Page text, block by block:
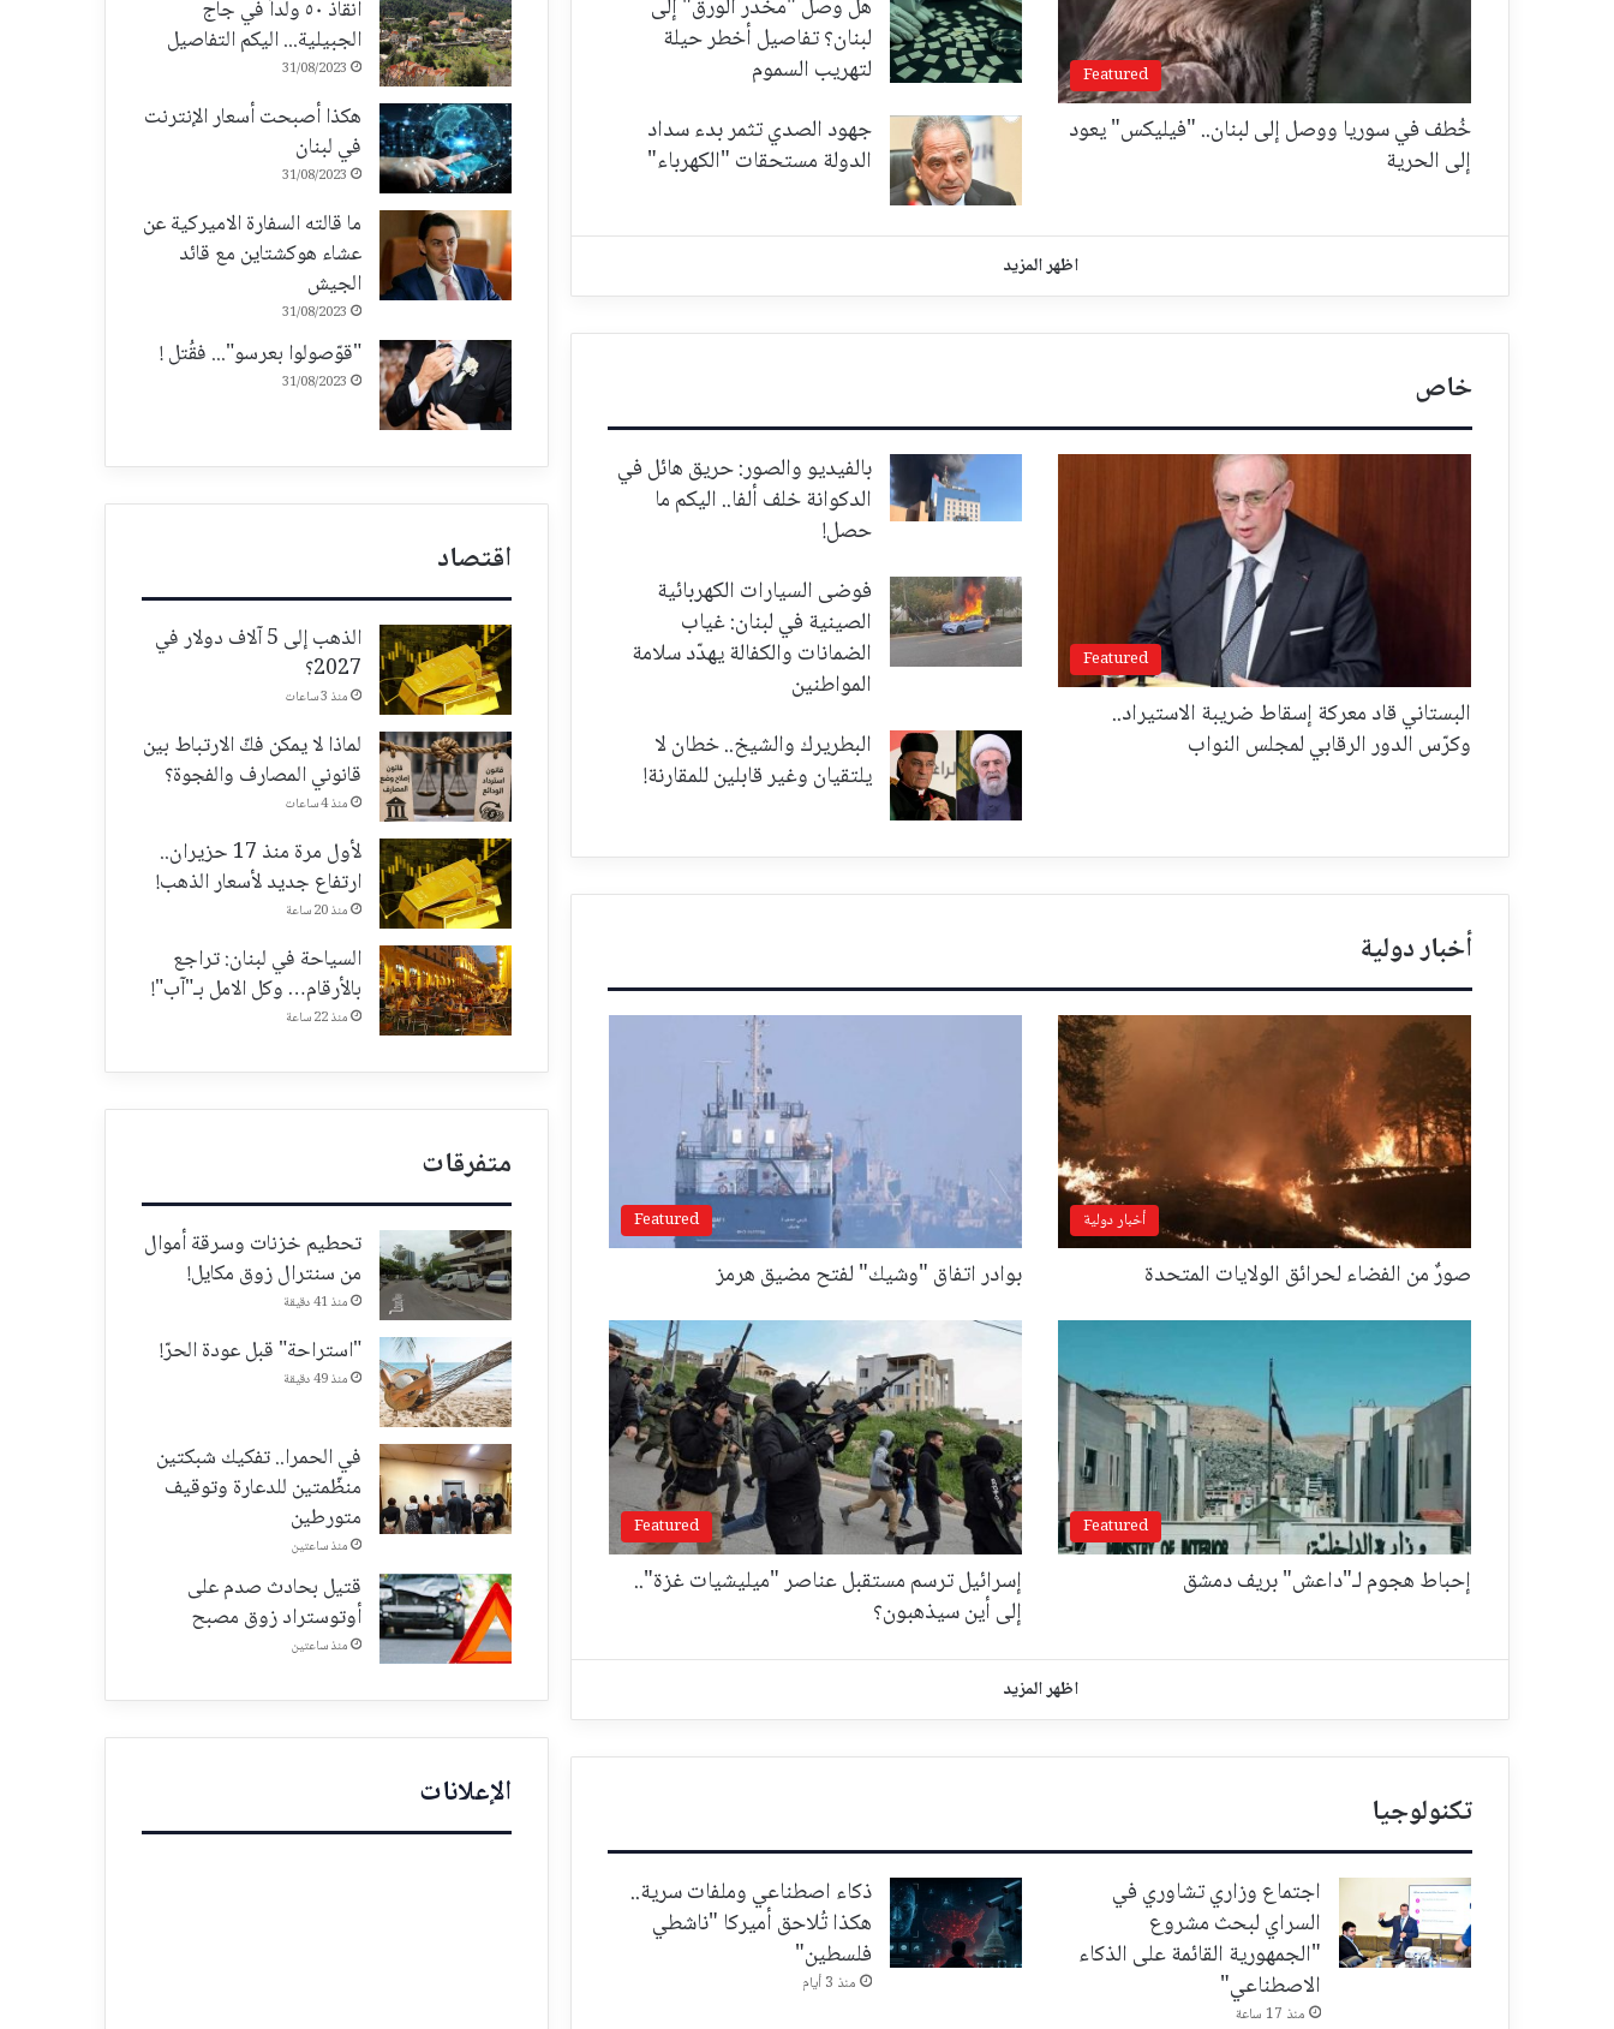
Featured
خُطف في سوريا ووصل إلى لبنان.. "فيليكس" يعود
إلى الحرية
هل وصل "مخدر الورق" إلى
لبنان؟ تفاصيل أخطر حيلة
لتهريب السموم
جهود الصدي تثمر بدء سداد
الدولة مستحقات "الكهرباء"
اظهر المزيد
خاص
Featured
البستاني قاد معركة إسقاط ضريبة الاستيراد..
وكرّس الدور الرقابي لمجلس النواب
بالفيديو والصور: حريق هائل في
الدكوانة خلف ألفا.. اليكم ما
حصل!
فوضى السيارات الكهربائية
الصينية في لبنان: غياب
الضمانات والكفالة يهدّد سلامة
المواطنين
البطريرك والشيخ.. خطان لا
يلتقيان وغير قابلين للمقارنة!
أخبار دولية
أخبار دولية
صورٌ من الفضاء لحرائق الولايات المتحدة
Featured
بوادر اتفاق "وشيك" لفتح مضيق هرمز
Featured
إحباط هجوم لـ"داعش" بريف دمشق
Featured
إسرائيل ترسم مستقبل عناصر "ميليشيات غزة"..
إلى أين سيذهبون؟
اظهر المزيد
تكنولوجيا
اجتماع وزاري تشاوري في
السراي لبحث مشروع
"الجمهورية القائمة على الذكاء
الاصطناعي"
منذ 17 ساعة
ذكاء اصطناعي وملفات سرية..
هكذا تُلاحق أميركا "ناشطي
فلسطين"
منذ 3 أيام
انقاذ ٥٠ ولداً في جاج
الجبيلية... اليكم التفاصيل
31/08/2023
هكذا أصبحت أسعار الإنترنت
في لبنان
31/08/2023
ما قالته السفارة الاميركية عن
عشاء هوكشتاين مع قائد
الجيش
31/08/2023
"قوّصولوا بعرسو"... فقُتل !
31/08/2023
اقتصاد
الذهب إلى 5 آلاف دولار في
2027؟
منذ 3 ساعات
لماذا لا يمكن فكّ الارتباط بين
قانوني المصارف والفجوة؟
منذ 4 ساعات
لأول مرة منذ 17 حزيران..
ارتفاع جديد لأسعار الذهب!
منذ 20 ساعة
السياحة في لبنان: تراجع
بالأرقام… وكل الامل بـ"آب"!
منذ 22 ساعة
متفرقات
تحطيم خزنات وسرقة أموال
من سنترال زوق مكايل!
منذ 41 دقيقة
"استراحة" قبل عودة الحرّ!
منذ 49 دقيقة
في الحمرا.. تفكيك شبكتين
منظّمتين للدعارة وتوقيف
متورطين
منذ ساعتين
قتيل بحادث صدم على
أوتوستراد زوق مصبح
منذ ساعتين
الإعلانات